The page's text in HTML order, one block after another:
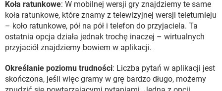
Koła ratunkowe: W mobilnej wersji gry znajdziemy te same
koła ratunkowe, które znamy z telewizyjnej wersji teleturnieju
– koło ratunkowe, pół na pół i telefon do przyjaciela. Ta
ostatnia opcja działa jednak trochę inaczej – wirtualnych
przyjaciół znajdziemy bowiem w aplikacji.
Określanie poziomu trudności: Liczba pytań w aplikacji jest
skończona, jeśli więc gramy w grę bardzo długo, możemy